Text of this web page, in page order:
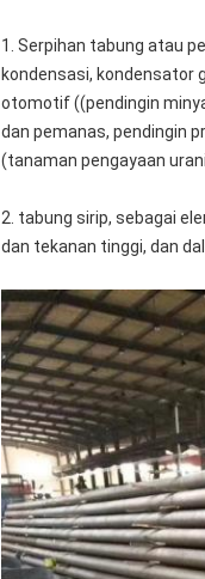
1. Serpihan tabung atau
kondensasi, kondensator
otomotif ((pendingin
dan pemanas, pendingin
(tanaman pengayaan
2. tabung sirip, sebagai
dan tekanan tinggi, dan